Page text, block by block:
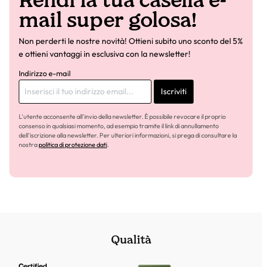
mail super golosa!
Non perderti le nostre novità! Ottieni subito uno sconto del 5%
e ottieni vantaggi in esclusiva con la newsletter!
Indirizzo e-mail
Iscriviti
L'utente acconsente all'invio della newsletter. È possibile revocare il proprio
consenso in qualsiasi momento, ad esempio tramite il link di annullamento
dell'iscrizione alla newsletter. Per ulteriori informazioni, si prega di consultare la
nostrapolitica di protezione dati.
Qualità